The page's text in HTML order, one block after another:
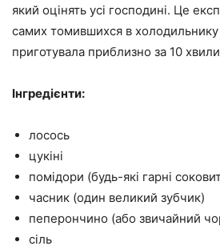
який оцінять усі господині. Це
самих томившихся в холодильнику
приготувала приблизно за 10
Інгредієнти:
лосось
цукіні
помідори (будь-які гарні
часник (один великий зубчик)
пеперончино (або звичайний
сіль